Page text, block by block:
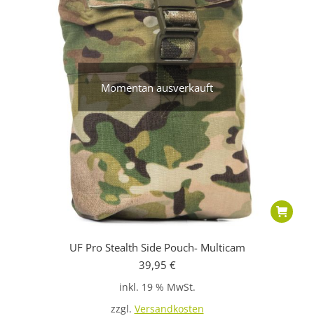
Momentan ausverkauft
UF Pro Stealth Side Pouch- Multicam
39,95 €
inkl. 19 % MwSt.
zzgl. Versandkosten